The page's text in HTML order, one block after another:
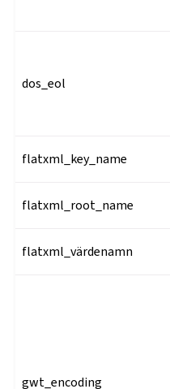
dos_eol
flatxml_key_name
flatxml_root_name
flatxml_värdenamn
gwt_encoding